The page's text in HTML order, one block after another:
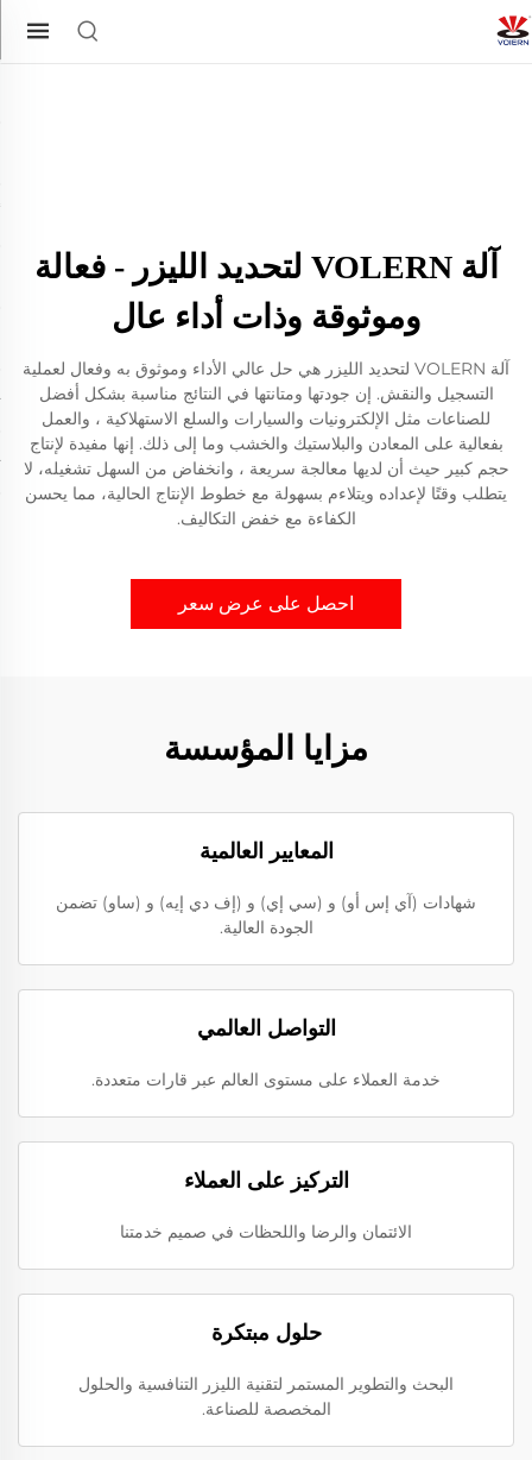
آلة VOLERN لتحديد الليزر - فعالة
وموثوقة وذات أداء عال
آلة VOLERN لتحديد الليزر هي حل عالي الأداء وموثوق به وفعال لعملية
التسجيل والنقش. إن جودتها ومتانتها في النتائج مناسبة بشكل أفضل
للصناعات مثل الإلكترونيات والسيارات والسلع الاستهلاكية ، والعمل
بفعالية على المعادن والبلاستيك والخشب وما إلى ذلك. إنها مفيدة لإنتاج
حجم كبير حيث أن لديها معالجة سريعة ، وانخفاض من السهل تشغيله، لا
يتطلب وقتًا لإعداده ويتلاءم بسهولة مع خطوط الإنتاج الحالية، مما يحسن
الكفاءة مع خفض التكاليف.
احصل على عرض سعر
مزايا المؤسسة
المعايير العالمية
شهادات (آي إس أو) و (سي إي) و (إف دي إيه) و (ساو) تضمن
الجودة العالية.
التواصل العالمي
خدمة العملاء على مستوى العالم عبر قارات متعددة.
التركيز على العملاء
الائتمان والرضا واللحظات في صميم خدمتنا
حلول مبتكرة
البحث والتطوير المستمر لتقنية الليزر التنافسية والحلول
المخصصة للصناعة.